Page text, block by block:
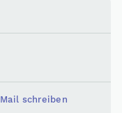
schreiben